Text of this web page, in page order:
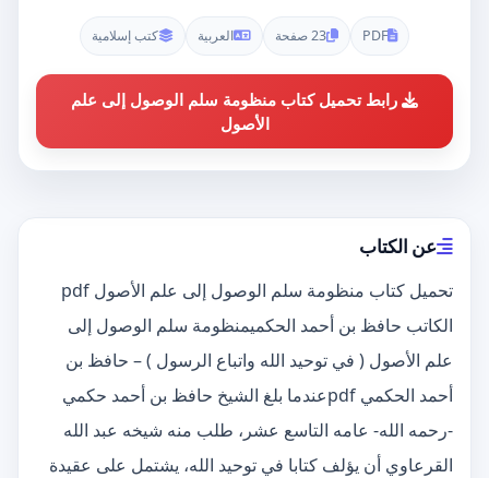
PDF 23 صفحة العربية كتب إسلامية
رابط تحميل كتاب منظومة سلم الوصول إلى علم
الأصول
عن الكتاب
تحميل كتاب منظومة سلم الوصول إلى علم الأصول pdf
الكاتب حافظ بن أحمد الحكميمنظومة سلم الوصول إلى
علم الأصول ( في توحيد الله واتباع الرسول ) – حافظ بن
أحمد الحكمي pdfعندما بلغ الشيخ حافظ بن أحمد حكمي
-رحمه الله- عامه التاسع عشر، طلب منه شيخه عبد الله
القرعاوي أن يؤلف كتابا في توحيد الله، يشتمل على عقيدة